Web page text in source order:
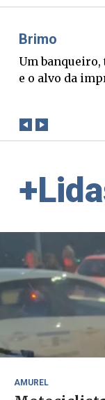
Misael
O Boato
verdade.
AMUREL